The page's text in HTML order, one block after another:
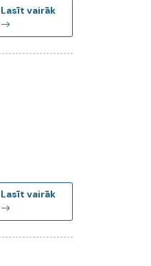
Lasīt vairāk
Lasīt vairāk